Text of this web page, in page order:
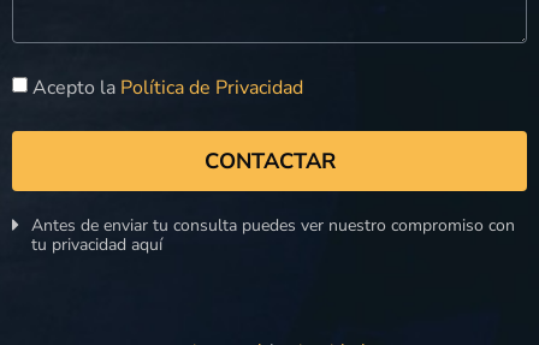
Acepto la Política de Privacidad
CONTACTAR
Antes de enviar tu consulta puedes ver nuestro compromiso con
tu privacidad aquí